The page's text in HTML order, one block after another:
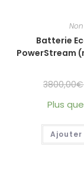
Batterie
PowerStream
3800,00€
Plus
Ajouter